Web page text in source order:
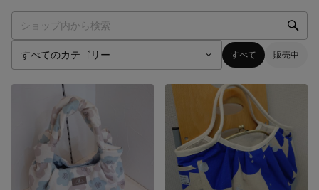
すべて 販売中